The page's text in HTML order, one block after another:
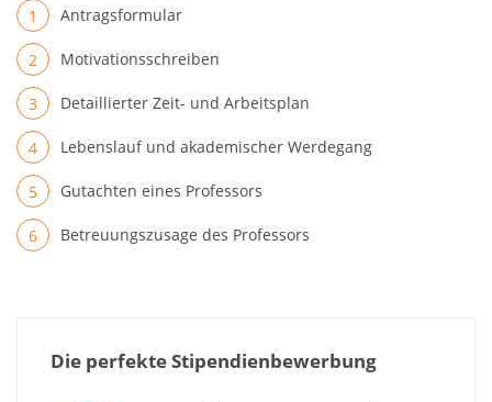
Antragsformular
Motivationsschreiben
Detaillierter Zeit- und Arbeitsplan
Lebenslauf und akademischer Werdegang
Gutachten eines Professors
Betreuungszusage des Professors
Die perfekte Stipendienbewerbung